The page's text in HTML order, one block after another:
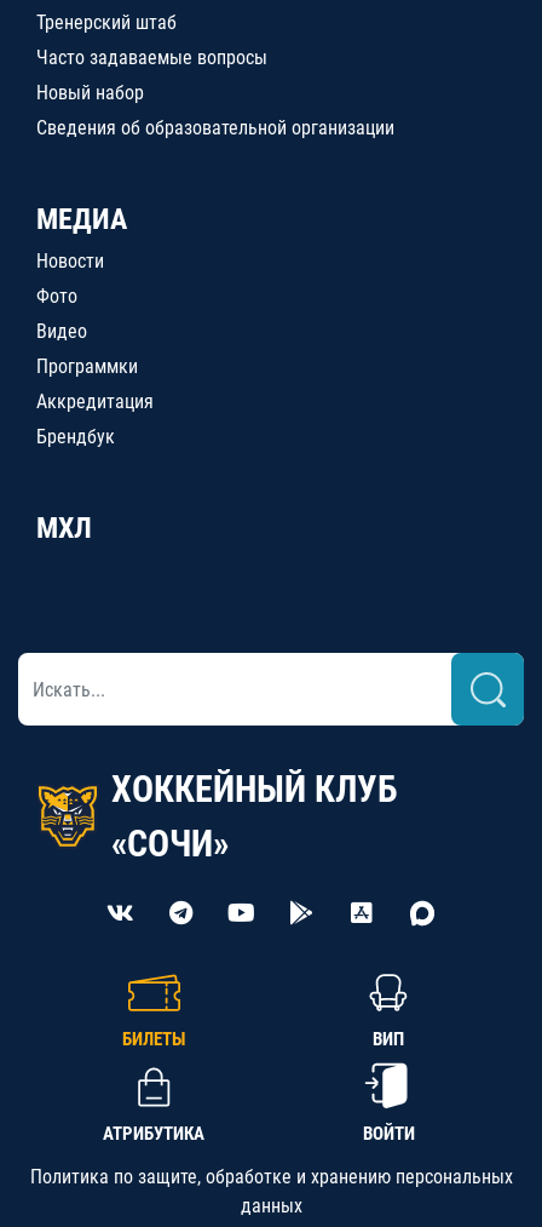
Тренерский штаб
Часто задаваемые вопросы
Новый набор
Сведения об образовательной организации
МЕДИА
Новости
Фото
Видео
Программки
Аккредитация
Брендбук
МХЛ
ХОККЕЙНЫЙ КЛУБ
«СОЧИ»
БИЛЕТЫ ВИП
АТРИБУТИКА ВОЙТИ
Политика по защите, обработке и хранению персональных
данных